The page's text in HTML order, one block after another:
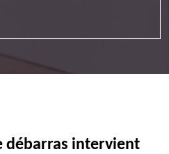
débarras intervient